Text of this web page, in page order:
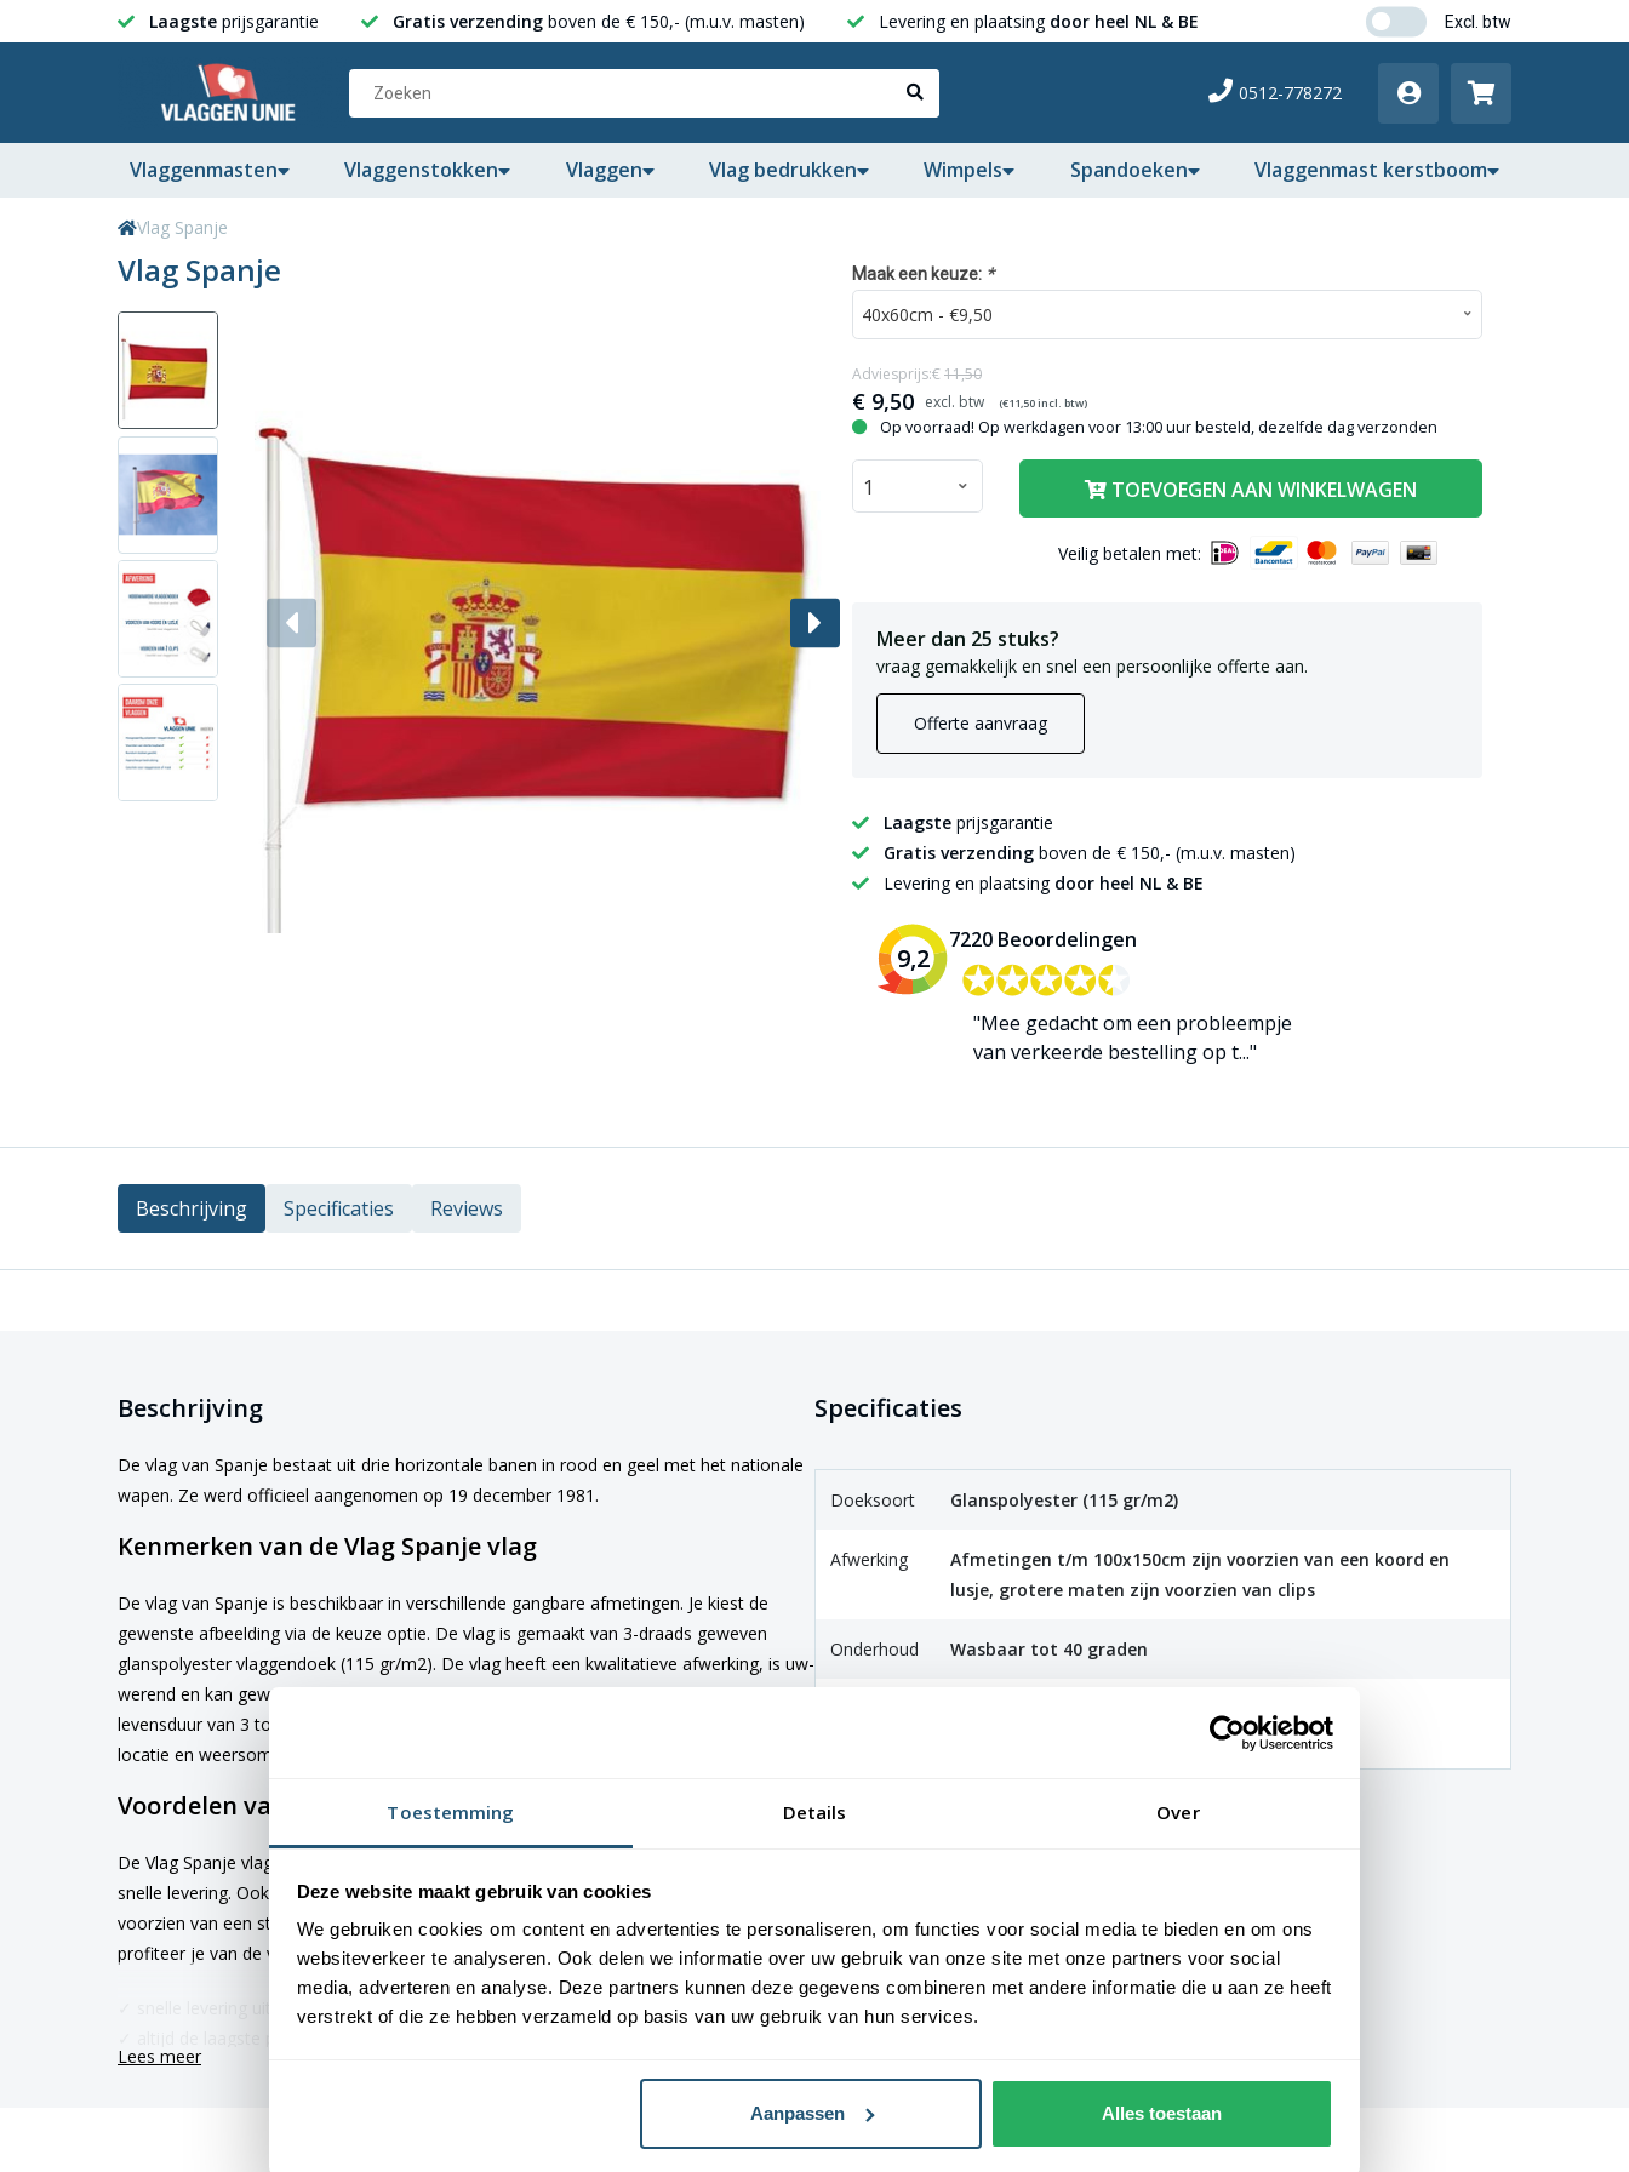
Toestemming Details Over
Deze website maakt gebruik van cookies
We gebruiken cookies om content en advertenties te personaliseren, om functies voor social media te bieden en om ons
websiteverkeer te analyseren. Ook delen we informatie over uw gebruik van onze site met onze partners voor social
media, adverteren en analyse. Deze partners kunnen deze gegevens combineren met andere informatie die u aan ze heeft
verstrekt of die ze hebben verzameld op basis van uw gebruik van hun services.
Aanpassen Alles toestaan
Laagste prijsgarantie Gratis verzending boven de € 150,- (m.u.v. masten) Levering en plaatsing door heel NL & BE
0512-778272
Vlaggenmasten Vlaggenstokken Vlaggen Vlag bedrukken Wimpels Spandoeken Vlaggenmast kerstboom
Vlag Spanje
Vlag Spanje Maak een keuze: *
€ 9,50 (€11,50incl. btw)
Adviesprijs:€11,50
Op voorraad! Op werkdagen voor 13:00 uur besteld, dezelfde dag verzonden
TOEVOEGEN AAN WINKELWAGEN
Veilig betalen met:
Meer dan 25 stuks?
vraag gemakkelijk en snel een persoonlijke offerte aan.
Offerte aanvraag
Laagste prijsgarantie
Gratis verzending boven de € 150,- (m.u.v. masten)
Levering en plaatsing door heel NL & BE
9,2
7220 Beoordelingen
✪✪✪✪✪
✪✪✪✪✪
"Mee gedacht om een probleempje
van verkeerde bestelling op t..."
Beschrijving Specificaties Reviews
Beschrijving
De vlag van Spanje bestaat uit drie horizontale banen in rood en geel met het nationale
wapen. Ze werd officieel aangenomen op 19 december 1981.
Kenmerken van de Vlag Spanje vlag
De vlag van Spanje is beschikbaar in verschillende gangbare afmetingen. Je kiest de
gewenste afbeelding via de keuze optie. De vlag is gemaakt van 3-draads geweven
glanspolyester vlaggendoek (115 gr/m2). De vlag heeft een kwalitatieve afwerking, is uw-
werend en kan gewassen worden op maximaal 40 graden. De vlag heeft een gemiddelde
levensduur van 3 tot 6 maanden bij continue gebruik. De levensduur is afhankelijk van de
locatie en weersomstandigheden.
Voordelen van de Vlag Spanje vlag kopen bij Vlaggen Unie
De Vlag Spanje vlag wordt standaard uit eigen voorraad geleverd, wat zorgt voor een
snelle levering. Ook zijn onze vlaggen voorzien van een hoogwaardige afwerking. Ze zijn
voorzien van een sterke zoom die vastgezet is met een dubbele stiknaad. Bij ons
profiteer je van de volgende voordelen:
✓ snelle levering uit eigen voorraad
✓ verkrijgbaar in de meest voorkomende formaten
Lees meer
Specificaties
Doeksoort Glanspolyester (115 gr/m2)
Afwerking
Afmetingen t/m 100x150cm zijn voorzien van een koord en
lusje, grotere maten zijn voorzien van clips
Onderhoud Wasbaar tot 40 graden